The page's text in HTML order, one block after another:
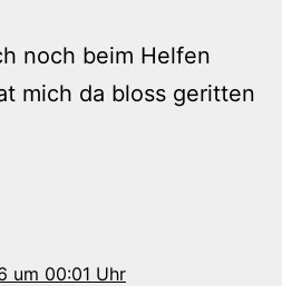
noch beim Helfen
mich da bloss geritten
um 00:01 Uhr